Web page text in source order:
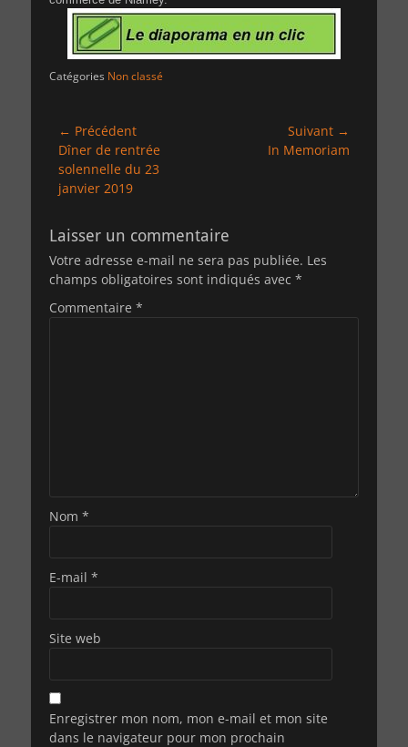
Catégories Non classé
Navigation
de
l’article
← Précédent
Article
précédent :
Dîner de rentrée
solennelle du 23
janvier 2019
Suivant →
In Memoriam
Laisser un commentaire
Votre adresse e-mail ne sera pas publiée. Les
champs obligatoires sont indiqués avec *
Commentaire *
Nom *
E-mail *
Site web
Enregistrer mon nom, mon e-mail et mon site
dans le navigateur pour mon prochain